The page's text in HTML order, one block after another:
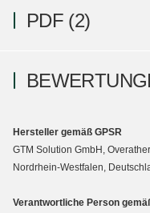
PDF (2)
Hersteller gemäß GPSR
GTM Solution GmbH,
Nordrhein-Westfalen,
Verantwortliche Person